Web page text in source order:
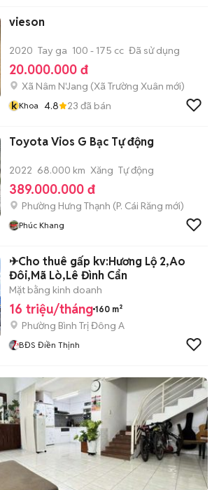
vieson
2020 Tay ga 100 - 175 cc Đã sử dụng
20.000.000 đ
Xã Nâm N'Jang (Xã Trường Xuân mới)
k Khoa 4.8 23 đã bán
Toyota Vios G Bạc Tự động
2022 68.000 km Xăng Tự động
389.000.000 đ
Phường Hưng Thạnh (P. Cái Răng mới)
Phúc Khang
✈Cho thuê gấp kv:Hương Lộ 2,Ao
Đôi,Mã Lò,Lê Đình Cẩn
Mặt bằng kinh doanh
16 triệu/tháng 160 m²
Phường Bình Trị Đông A
BĐS Điền Thịnh